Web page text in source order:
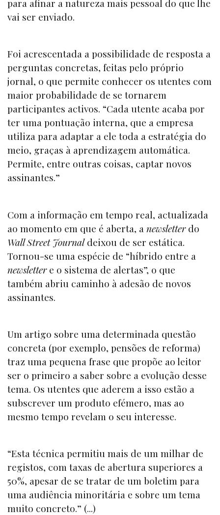
para afinar a natureza mais pessoal do que lhe
vai ser enviado.
Foi acrescentada a possibilidade de resposta a
perguntas concretas, feitas pelo próprio
jornal, o que permite conhecer os utentes com
maior probabilidade de se tornarem
participantes activos. “Cada utente acaba por
ter uma pontuação interna, que a empresa
utiliza para adaptar a ele toda a estratégia do
meio, graças à aprendizagem automática.
Permite, entre outras coisas, captar novos
assinantes.”
Com a informação em tempo real, actualizada
ao momento em que é aberta, a newsletterdo
Wall Street Journaldeixou de ser estática.
Tornou-se uma espécie de “híbrido entre a
newslettere o sistema de alertas”, o que
também abriu caminho à adesão de novos
assinantes.
Um artigo sobre uma determinada questão
concreta (por exemplo, pensões de reforma)
traz uma pequena frase que propõe ao leitor
ser o primeiro a saber sobre a evolução desse
tema. Os utentes que aderem a isso estão a
subscrever um produto efémero, mas ao
mesmo tempo revelam o seu interesse.
“Esta técnica permitiu mais de um milhar de
registos, com taxas de abertura superiores a
50%, apesar de se tratar de um boletim para
uma audiência minoritária e sobre um tema
muito concreto.” (...)